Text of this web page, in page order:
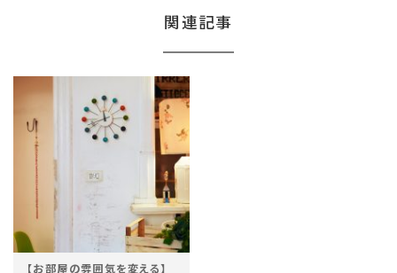
関連記事
【お部屋の雰囲気を変える】